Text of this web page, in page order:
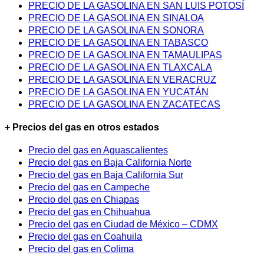
PRECIO DE LA GASOLINA EN SAN LUIS POTOSÍ
PRECIO DE LA GASOLINA EN SINALOA
PRECIO DE LA GASOLINA EN SONORA
PRECIO DE LA GASOLINA EN TABASCO
PRECIO DE LA GASOLINA EN TAMAULIPAS
PRECIO DE LA GASOLINA EN TLAXCALA
PRECIO DE LA GASOLINA EN VERACRUZ
PRECIO DE LA GASOLINA EN YUCATÁN
PRECIO DE LA GASOLINA EN ZACATECAS
+ Precios del gas en otros estados
Precio del gas en Aguascalientes
Precio del gas en Baja California Norte
Precio del gas en Baja California Sur
Precio del gas en Campeche
Precio del gas en Chiapas
Precio del gas en Chihuahua
Precio del gas en Ciudad de México – CDMX
Precio del gas en Coahuila
Precio del gas en Colima